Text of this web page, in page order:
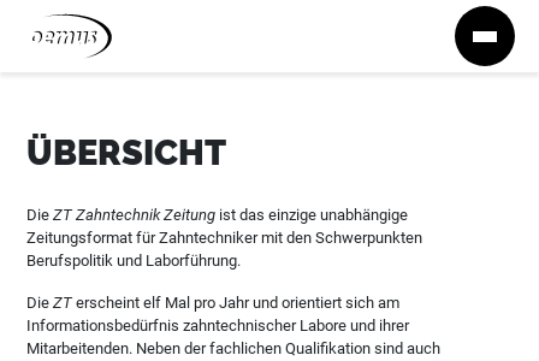
Zum Inhalt springen
ÜBERSICHT
DieZT Zahntechnik Zeitung ist das einzige unabhängige
Zeitungsformat für Zahntechniker mit den Schwerpunkten
Berufspolitik und Laborführung.
DieZT erscheint elf Mal pro Jahr und orientiert sich am
Informationsbedürfnis zahntechnischer Labore und ihrer
Mitarbeitenden. Neben der fachlichen Qualifikation sind auch